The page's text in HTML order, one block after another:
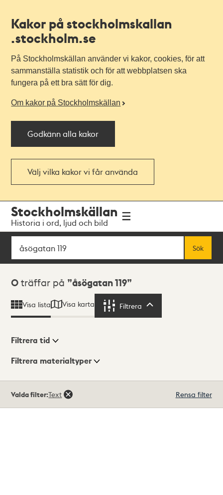
Kakor på stockholmskallan
.stockholm.se
På Stockholmskällan använder vi kakor, cookies, för att
sammanställa statistik och för att webbplatsen ska
fungera på ett bra sätt för dig.
Om kakor på Stockholmskällan
Godkänn alla kakor
Välj vilka kakor vi får använda
navigationen
huvudinnehållet
Stockholmskällan
Historia i ord, ljud och bild
Sök
Sök
Sökresultat
0 träffar på åsögatan 119
Visa lista Visa karta Filtrera
Visningsläge
Filtrera tid
Filtrera materialtyper
träffar
Valda filter:Text Rensa filter